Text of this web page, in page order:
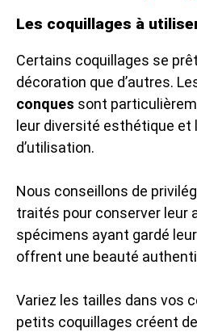
Les coquillages à
Certains coquillages se
décoration que d’autres.
conques sont
leur diversité esthétique et
d’utilisation.
Nous conseillons de
traités pour conserver leur
spécimens ayant gardé leur
offrent une beauté
Variez les tailles dans vos
petits coquillages créent